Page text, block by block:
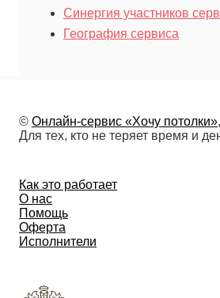
Синергия участников
География сервиса
© Онлайн-сервис «Хочу потолки»
Для тех, кто не теряет время и
Как это работает
О нас
Помощь
Оферта
Исполнители